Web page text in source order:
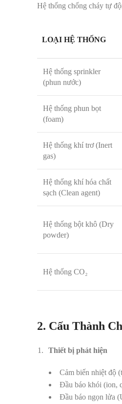
Hệ thống chống cháy tự
LOẠI HỆ THỐNG
Hệ thống sprinkler
(phun nước)
Hệ thống phun bọt
(foam)
Hệ thống khí trơ (Inert
gas)
Hệ thống khí hóa chất
sạch (Clean agent)
Hệ thống bột khô (Dry
powder)
Hệ thống CO₂
2. Cấu Thành
Thiết bị phát hiện
Cảm biến nhiệt độ
Đầu báo khói (ion,
Đầu báo ngọn lửa